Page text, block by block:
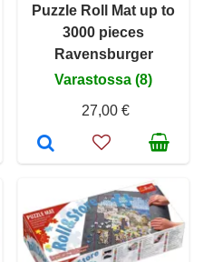
Puzzle Roll Mat up to
3000 pieces
Ravensburger
Varastossa (8)
27,00 €